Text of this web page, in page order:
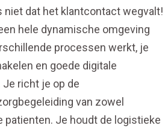
niet dat het klantcontact wegvalt!
hele dynamische omgeving
processen werkt, je
en goede digitale
Je richt je op de
van zowel
patienten. Je houdt de logistieke